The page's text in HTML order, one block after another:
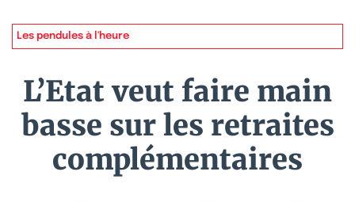
Les pendules à l'heure
L’Etat veut faire main
basse sur les retraites
complémentaires